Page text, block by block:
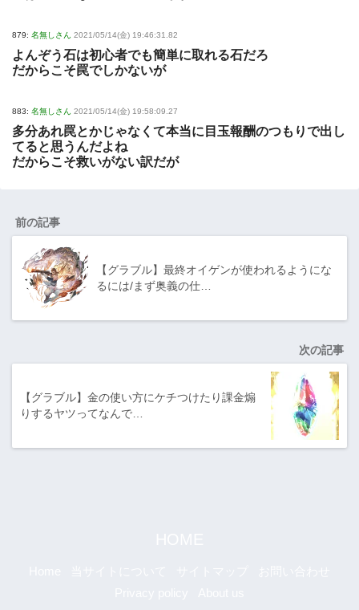
879: 名無しさん 2021/05/14(金) 19:46:31.82
よんぞう石は初心者でも簡単に取れる石だろ
だからこそ罠でしかないが
883: 名無しさん 2021/05/14(金) 19:58:09.27
多分あれ罠とかじゃなくて本当に目玉報酬のつもりで出し
てると思うんだよね
だからこそ救いがない訳だが
前の記事
【グラブル】最終オイゲンが使われるようにな
るには/まず奥義の仕…
次の記事
【グラブル】金の使い方にケチつけたり課金煽
りするヤツってなんで…